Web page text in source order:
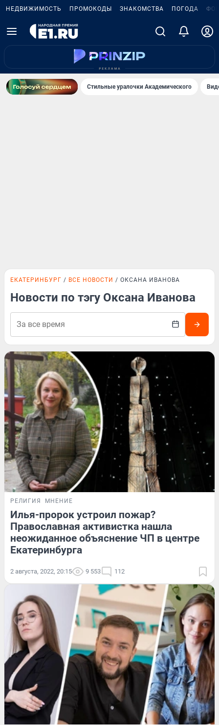
НЕДВИЖИМОСТЬ ПРОМОКОДЫ ЗНАКОМСТВА ПОГОДА
Стильные уралочки Академического
ЕКАТЕРИНБУРГ ВСЕ НОВОСТИ ОКСАНА ИВАНОВА
Новости по тэгу Оксана Иванова
РЕЛИГИЯ МНЕНИЕ
Илья-пророк устроил пожар?
Православная активистка нашла
неожиданное объяснение ЧП в центре
Екатеринбурга
2 августа, 2022, 20:15 9 553 112